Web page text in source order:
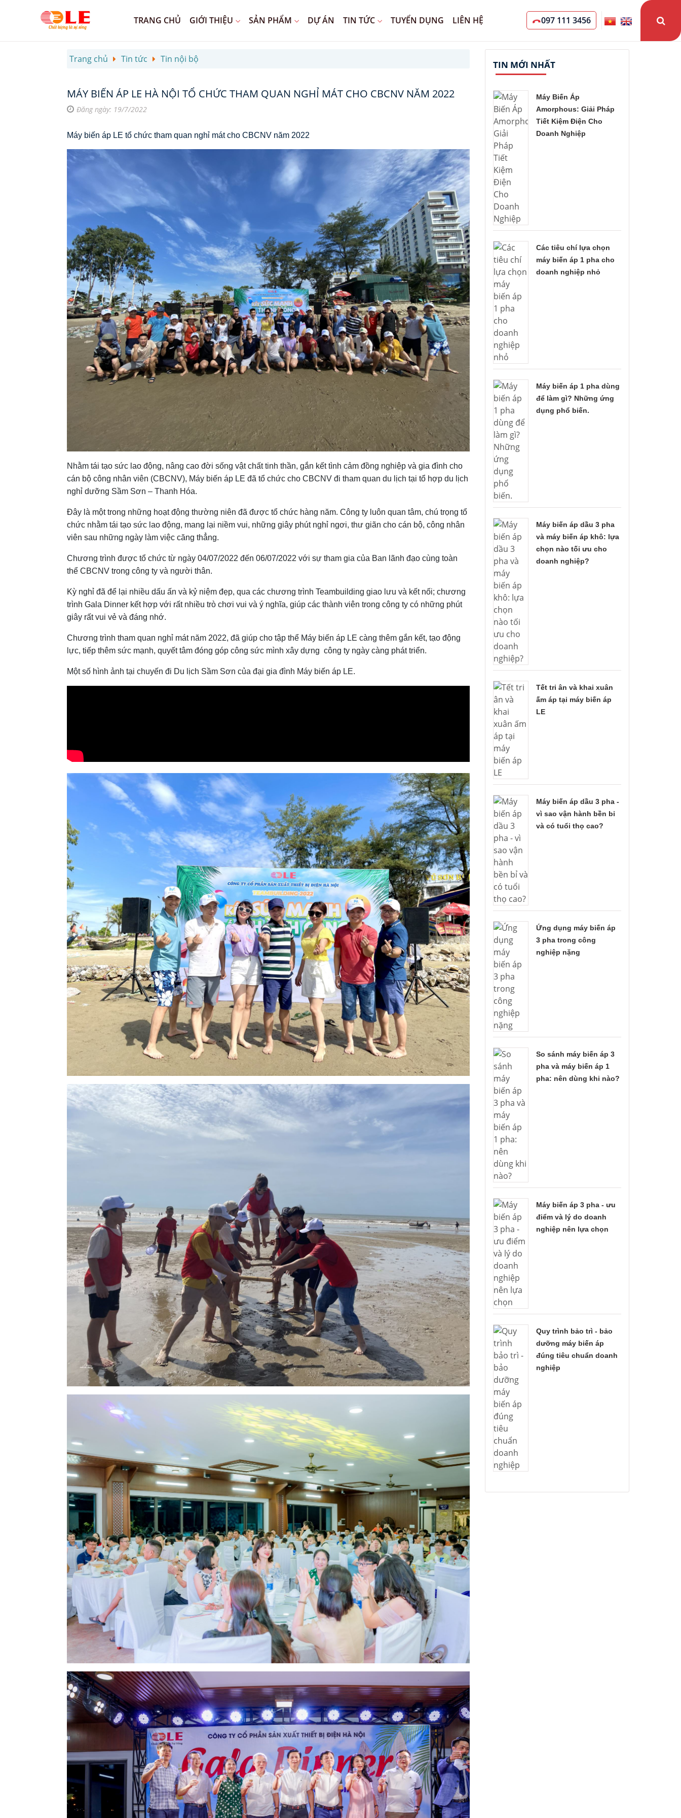
TRANG CHỦ GIỚI THIỆU SẢN PHẨM DỰ ÁN TIN TỨC TUYỂN DỤNG LIÊN HỆ 097 111 3456
Trang chủ Tin tức Tin nội bộ
MÁY BIẾN ÁP LE HÀ NỘI TỔ CHỨC THAM QUAN NGHỈ MÁT CHO CBCNV NĂM 2022
Đăng ngày: 19/7/2022
Máy biến áp LE tổ chức tham quan nghỉ mát cho CBCNV năm 2022
Nhằm tái tạo sức lao động, nâng cao đời sống vật chất tinh thần, gắn kết tình cảm đồng nghiệp và gia đình cho
cán bộ công nhân viên (CBCNV), Máy biến áp LE đã tổ chức cho CBCNV đi tham quan du lịch tại tổ hợp du lịch
nghỉ dưỡng Sầm Sơn – Thanh Hóa.
Đây là một trong những hoạt động thường niên đã được tổ chức hàng năm. Công ty luôn quan tâm, chú trọng tổ
chức nhằm tái tạo sức lao động, mang lại niềm vui, những giây phút nghỉ ngơi, thư giãn cho cán bộ, công nhân
viên sau những ngày làm việc căng thẳng.
Chương trình được tổ chức từ ngày 04/07/2022 đến 06/07/2022 với sự tham gia của Ban lãnh đạo cùng toàn
thể CBCNV trong công ty và người thân.
Kỳ nghỉ đã để lại nhiều dấu ấn và kỷ niệm đẹp, qua các chương trình Teambuilding giao lưu và kết nối; chương
trình Gala Dinner kết hợp với rất nhiều trò chơi vui và ý nghĩa, giúp các thành viên trong công ty có những phút
giây rất vui vẻ và đáng nhớ.
Chương trình tham quan nghỉ mát năm 2022, đã giúp cho tập thể Máy biến áp LE càng thêm gắn kết, tạo động
lực, tiếp thêm sức mạnh, quyết tâm đóng góp công sức mình xây dựng công ty ngày càng phát triển.
Một số hình ảnh tại chuyến đi Du lịch Sầm Sơn của đại gia đình Máy biến áp LE.
TIN MỚI NHẤT
Máy Biến Áp
Amorphous: Giải Pháp
Tiết Kiệm Điện Cho
Doanh Nghiệp
Các tiêu chí lựa chọn
máy biến áp 1 pha cho
doanh nghiệp nhỏ
Máy biến áp 1 pha dùng
để làm gì? Những ứng
dụng phổ biến.
Máy biến áp dầu 3 pha
và máy biến áp khô: lựa
chọn nào tối ưu cho
doanh nghiệp?
Tết tri ân và khai xuân
ấm áp tại máy biến áp
LE
Máy biến áp dầu 3 pha -
vì sao vận hành bền bỉ
và có tuổi thọ cao?
Ứng dụng máy biến áp
3 pha trong công
nghiệp nặng
So sánh máy biến áp 3
pha và máy biến áp 1
pha: nên dùng khi nào?
Máy biến áp 3 pha - ưu
điểm và lý do doanh
nghiệp nên lựa chọn
Quy trình bảo trì - bảo
dưỡng máy biến áp
đúng tiêu chuẩn doanh
nghiệp